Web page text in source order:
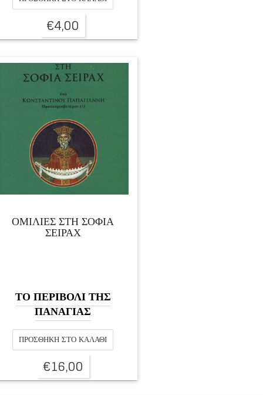
€4,00
ΟΜΙΛΙΕΣ ΣΤΗ ΣΟΦΙΑ
ΣΕΙΡΑΧ
ΤΟ ΠΕΡΙΒΟΛΙ ΤΗΣ
ΠΑΝΑΓΙΑΣ
ΠΡΟΣΘΉΚΗ ΣΤΟ ΚΑΛΆΘΙ
€16,00